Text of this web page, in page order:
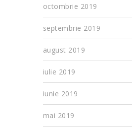
octombrie 2019
septembrie 2019
august 2019
iulie 2019
iunie 2019
mai 2019